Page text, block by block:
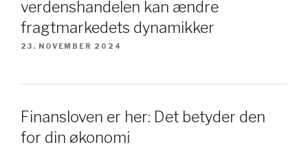
verdenshandelen kan ændre
fragtmarkedets dynamikker
23. NOVEMBER 2024
Finansloven er her: Det betyder den
for din økonomi